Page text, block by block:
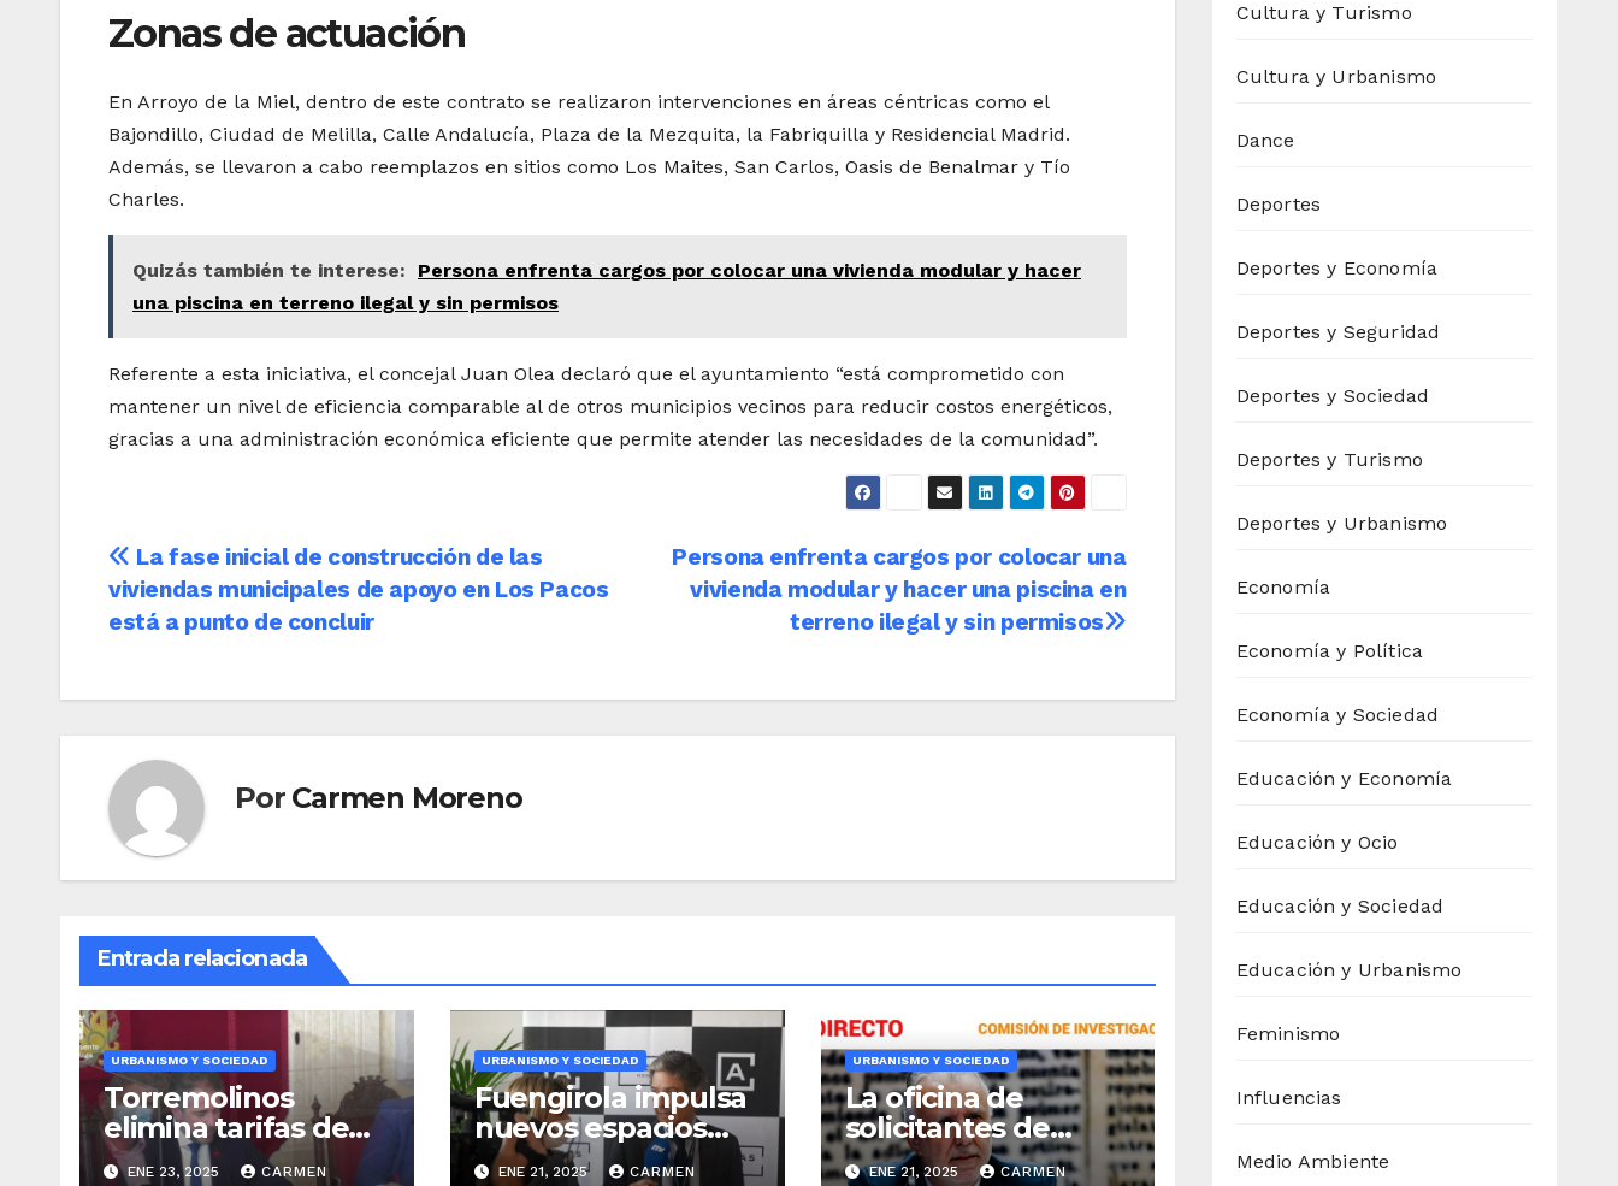
Zonas de actuación
En Arroyo de la Miel, dentro de este contrato se realizaron intervenciones en áreas céntricas como el
Bajondillo, Ciudad de Melilla, Calle Andalucía, Plaza de la Mezquita, la Fabriquilla y Residencial Madrid.
Además, se llevaron a cabo reemplazos en sitios como Los Maites, San Carlos, Oasis de Benalmar y Tío
Charles.
Quizás también te interese:
Persona enfrenta cargos por colocar una vivienda modular y hacer
una piscina en terreno ilegal y sin permisos
Referente a esta iniciativa, el concejal Juan Olea declaró que el ayuntamiento “está comprometido con
mantener un nivel de eficiencia comparable al de otros municipios vecinos para reducir costos energéticos,
gracias a una administración económica eficiente que permite atender las necesidades de la comunidad”.
Navegación
de
Persona enfrenta cargos por colocar una
vivienda modular y hacer una piscina en
terreno ilegal y sin permisos
La fase inicial de construcción de las
viviendas municipales de apoyo en Los Pacos
está a punto de concluir
Por Carmen Moreno
Entrada relacionada
URBANISMO Y SOCIEDAD
Torremolinos
elimina tarifas de
ascensores públicos
ENE 23, 2025 CARMEN
URBANISMO Y SOCIEDAD
Fuengirola impulsa
nuevos espacios
versátiles en el
ENE 21, 2025 CARMEN
URBANISMO Y SOCIEDAD
La oficina de
solicitantes de
vivienda cambia su
ENE 21, 2025 CARMEN
Cultura y Turismo
Cultura y Urbanismo
Dance
Deportes
Deportes y Economía
Deportes y Seguridad
Deportes y Sociedad
Deportes y Turismo
Deportes y Urbanismo
Economía
Economía y Política
Economía y Sociedad
Educación y Economía
Educación y Ocio
Educación y Sociedad
Educación y Urbanismo
Feminismo
Influencias
Medio Ambiente